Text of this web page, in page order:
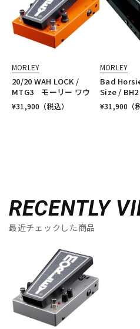
MORLEY
20/20 WAH LOCK /
MTG3 モーリー ワウ
¥31,900 （税込）
MORLEY
Bad
Size / BH2
¥31,900 （
RECENTLY
最近チェックした商品